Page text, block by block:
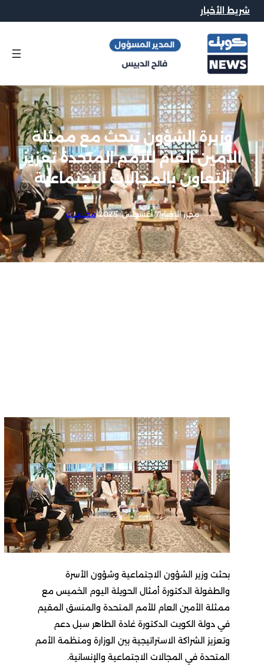
شريط الأخبار
وزيرة الشؤون تبحث مع ممثلة
الأمين العام للأمم المتحدة تعزيز
التعاون بالمجالات الاجتماعية
محرر الاخبار|7 أغسطس, 2025 |محــليــات
بحثت وزير الشؤون الاجتماعية وشؤون الأسرة
والطفولة الدكتورة أمثال الحويلة اليوم الخميس مع
ممثلة الأمين العام للأمم المتحدة والمنسق المقيم
في دولة الكويت الدكتورة غادة الطاهر سبل دعم
وتعزيز الشراكة الاستراتيجية بين الوزارة ومنظمة الأمم
المتحدة في المجالات الاجتماعية والإنسانية.